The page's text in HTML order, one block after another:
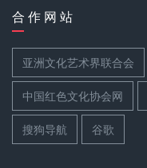
合 作 网 站
亚洲文化艺术界联合会
中国红色文化协会网
搜狗导航 谷歌